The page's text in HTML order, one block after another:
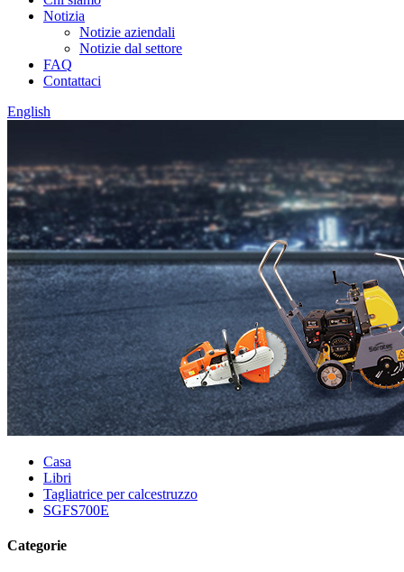
Notizia
Notizie aziendali
Notizie dal settore
FAQ
Contattaci
English
Casa
Libri
Tagliatrice per calcestruzzo
SGFS700E
Categorie